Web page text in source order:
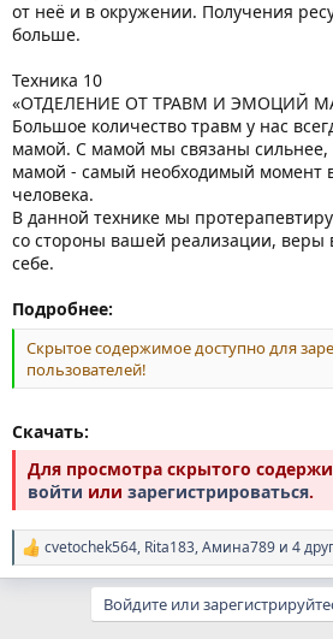
от неё и в окружении. Получения
больше.
Техника 10
«ОТДЕЛЕНИЕ ОТ ТРАВМ И ЭМОЦИЙ
Большое количество травм у нас
мамой. С мамой мы связаны сильнее,
мамой - самый необходимый момент
человека.
В данной технике мы
со стороны вашей реализации, веры
себе.
Подробнее:
Скрытое содержимое доступно для
пользователей!
Скачать:
Для просмотра скрытого
войти или зарегистрироваться.
Р
е
cvetochek564, Rita183,Амина789 и 4
Войдите или